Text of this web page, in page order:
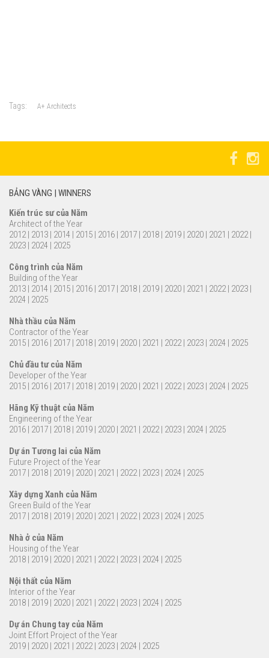
Tags: A+ Architects
BẢNG VÀNG | WINNERS
Kiến trúc sư của Năm
Architect of the Year
2012| 2013 | 2014 | 2015 | 2016 | 2017 | 2018 | 2019 | 2020 | 2021 | 2022|
2023 | 2024 | 2025
Công trình của Năm
Building of the Year
2013 | 2014 | 2015 | 2016 | 2017 | 2018 | 2019 | 2020 | 2021 | 2022| 2023 |
2024 | 2025
Nhà thầu của Năm
Contractor of the Year
2015 | 2016 | 2017 | 2018 | 2019 | 2020 | 2021 | 2022| 2023 | 2024 | 2025
Chủ đầu tư của Năm
Developer of the Year
2015 | 2016 | 2017 | 2018 | 2019 | 2020 | 2021 | 2022| 2023 | 2024 | 2025
Hãng Kỹ thuật của Năm
Engineering of the Year
2016 | 2017 | 2018 | 2019 | 2020 | 2021 | 2022| 2023 | 2024 | 2025
Dự án Tương lai của Năm
Future Project of the Year
2017 | 2018 | 2019 | 2020 | 2021 | 2022| 2023 | 2024 | 2025
Xây dựng Xanh của Năm
Green Build of the Year
2017 | 2018 | 2019 | 2020 | 2021 | 2022| 2023 | 2024 | 2025
Nhà ở của Năm
Housing of the Year
2018 | 2019 | 2020 | 2021 | 2022| 2023 | 2024 | 2025
Nội thất của Năm
Interior of the Year
2018 | 2019 | 2020 | 2021 | 2022| 2023 | 2024 | 2025
Dự án Chung tay của Năm
Joint Effort Project of the Year
2019 | 2020 | 2021 | 2022| 2023 | 2024 | 2025